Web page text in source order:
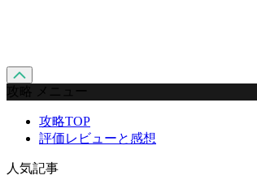
攻略 メニュー
攻略TOP
評価レビューと感想
人気記事